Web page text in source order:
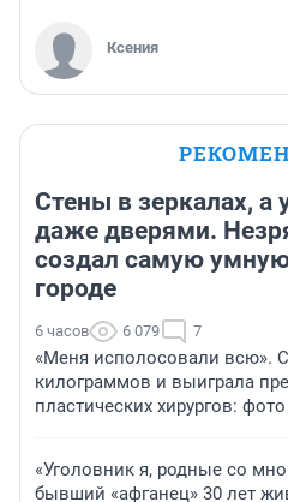
Ксения
Стены в зеркалах,
даже дверями.
создал самую
городе
6 часов 6 079 7
«Меня исполосовали всю».
килограммов и выиграла
пластических хирургов:
«Уголовник я, родные со
бывший «афганец» 30 лет